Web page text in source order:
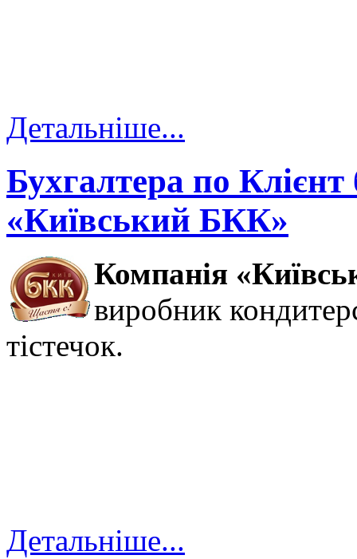
Детальніше...
Бухгалтера по
«Київський БКК»
Компанія
виробник
тістечок.
Детальніше...